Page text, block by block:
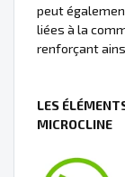
peut
liées à la
renforçant
LES
MICROCLINE